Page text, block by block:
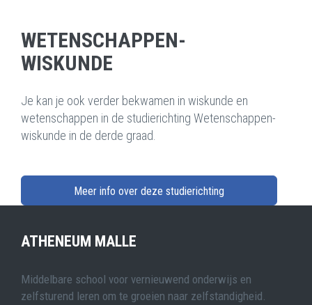
WETENSCHAPPEN-
WISKUNDE
Je kan je ook verder bekwamen in wiskunde en
wetenschappen in de studierichting Wetenschappen-
wiskunde in de derde graad.
Meer info over deze studierichting
ATHENEUM MALLE
Middelbare school voor vernieuwend onderwijs en
zelfsturend leren om te groeien naar zelfstandigheid.